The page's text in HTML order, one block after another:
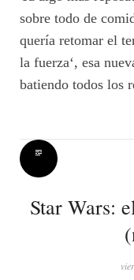
sobre todo de
quería retomar el
la fuerza‘, esa
batiendo todos los
Star Wars: